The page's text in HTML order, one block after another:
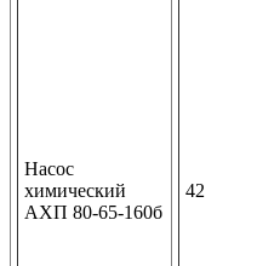
Насос
химический
АХП 80-65-160б
42